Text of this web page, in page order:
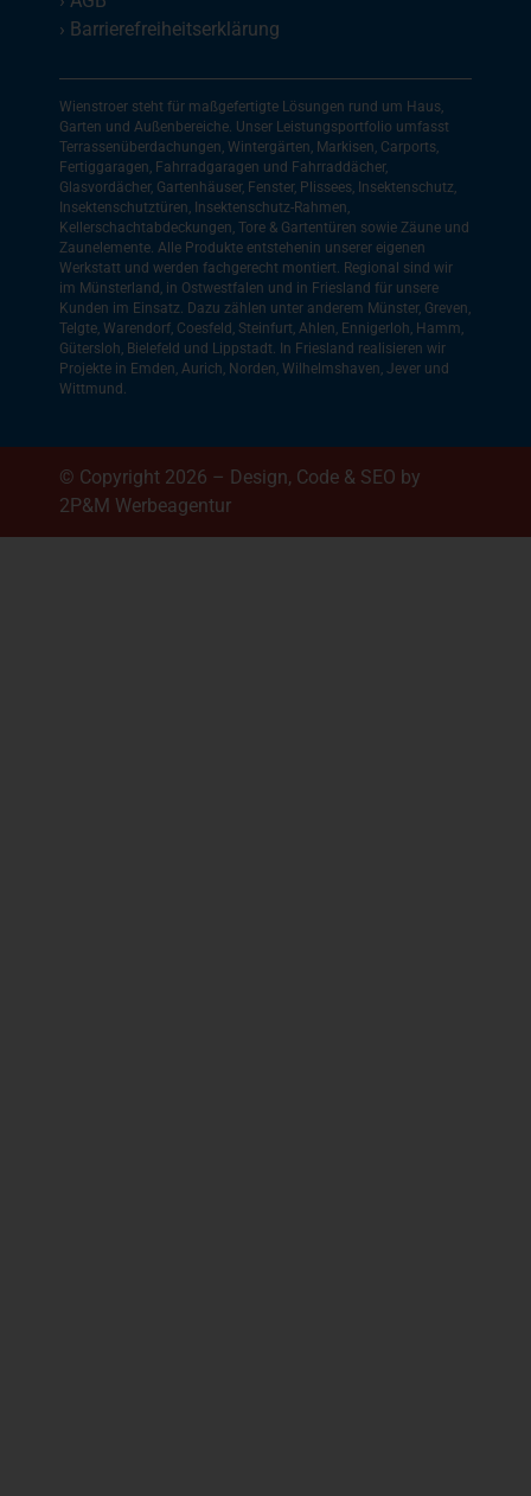
› Barrierefreiheitserklärung
Wienstroer steht für maßgefertigte Lösungen rund um Haus,
Garten und Außenbereiche. Unser Leistungsportfolio umfasst
Terrassenüberdachungen, Wintergärten, Markisen, Carports,
Fertiggaragen, Fahrradgaragen und Fahrraddächer,
Glasvordächer, Gartenhäuser, Fenster, Plissees, Insektenschutz,
Insektenschutztüren, Insektenschutz-Rahmen,
Kellerschachtabdeckungen, Tore & Gartentüren sowie Zäune und
Zaunelemente. Alle Produkte entstehenin unserer eigenen
Werkstatt und werden fachgerecht montiert. Regional sind wir
im Münsterland, in Ostwestfalen und in Friesland für unsere
Kunden im Einsatz. Dazu zählen unter anderem Münster, Greven,
Telgte, Warendorf, Coesfeld, Steinfurt, Ahlen, Ennigerloh, Hamm,
Gütersloh, Bielefeld und Lippstadt. In Friesland realisieren wir
Projekte in Emden, Aurich, Norden, Wilhelmshaven, Jever und
Wittmund.
© Copyright 2026 – Design, Code & SEO by
2P&M Werbeagentur